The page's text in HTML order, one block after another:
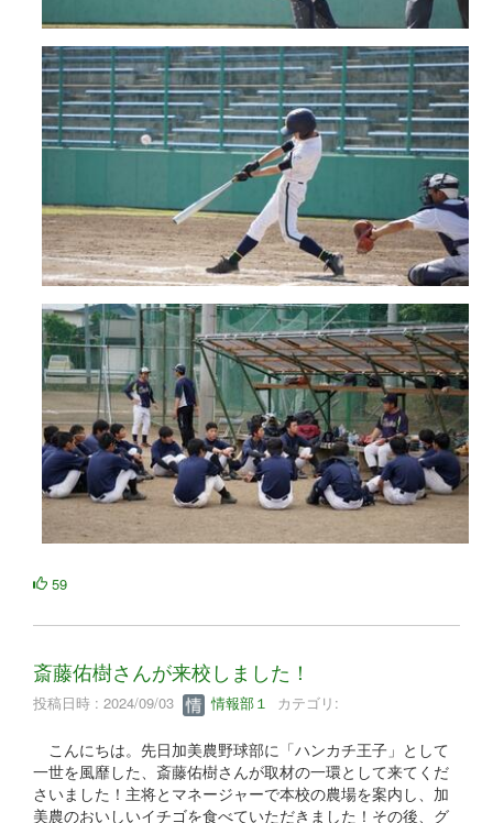
59
斎藤佑樹さんが来校しました！
投稿日時 : 2024/09/03 情報部１ カテゴリ:
こんにちは。先日加美農野球部に「ハンカチ王子」として
一世を風靡した、斎藤佑樹さんが取材の一環として来てくだ
さいました！主将とマネージャーで本校の農場を案内し、加
美農のおいしいイチゴを食べていただきました！その後、グ